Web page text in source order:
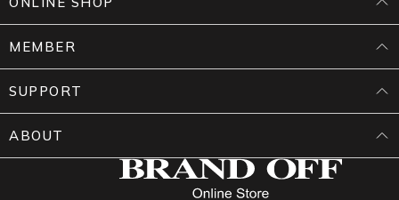
MEMBER
SUPPORT
ABOUT